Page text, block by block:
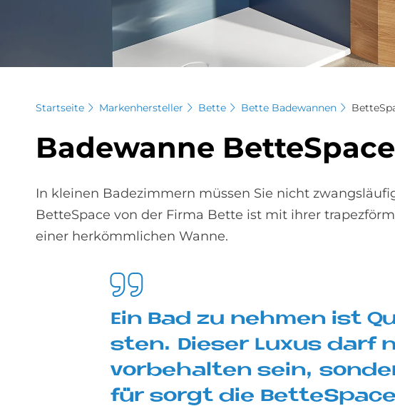
Startseite Markenhersteller Bette Bette Badewannen
Ba­de­wan­ne Bet­te­S­pace
In kleinen Badezimmern müssen Sie nicht
BetteSpace von der Firma Bette ist mit ihrer
einer herkömmlichen Wanne.
Ein Bad zu neh­men ist
sten. Die­ser Lu­xus darf
vor­be­hal­ten sein,
für sor­gt die